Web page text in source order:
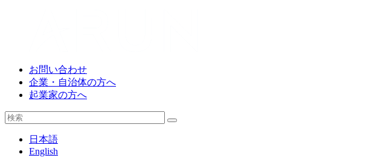
お問い合わせ
企業・自治体の方へ
起業家の方へ
日本語
English